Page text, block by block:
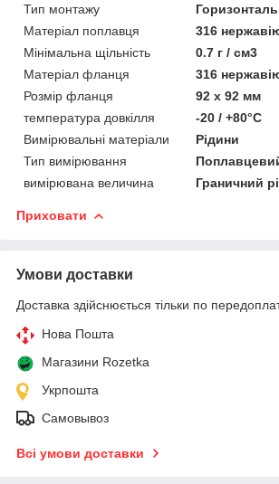
Тип монтажу
Матеріал поплавця
316
Мінімальна щільність
0.7 г / см3
Матеріал фланця
316
Розмір фланця
92 х 92 мм
температура довкілля
-20 / +80°C
Вимірювальні матеріали
Рідини
Тип вимірювання
вимірювана величина
Граничний
Приховати
Умови доставки
Доставка здійснюється тільки по
Нова Пошта
Магазини Rozetka
Укрпошта
Самовывоз
Всі умови доставки